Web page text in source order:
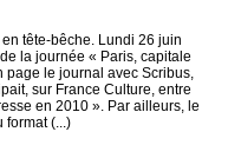
tête-bêche. Lundi 26 juin
la journée « Paris, capitale
le journal avec Scribus,
sur France Culture, entre
en 2010 ». Par ailleurs, le
format (...)